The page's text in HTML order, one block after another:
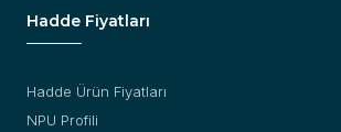
Hadde Fiyatları
Hadde Ürün Fiyatları
NPU Profili